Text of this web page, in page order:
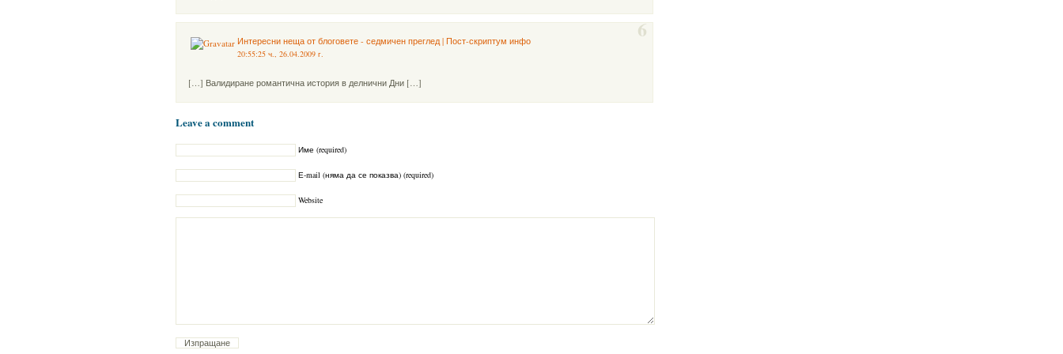
Интересни неща от блоговете - седмичен преглед | Пост-скриптум инфо
20:55:25 ч., 26.04.2009 г.
6
[…] Валидиране романтична история в делнични Дни […]
Leave a comment
Име (required)
Е-mail (няма да се показва) (required)
Website